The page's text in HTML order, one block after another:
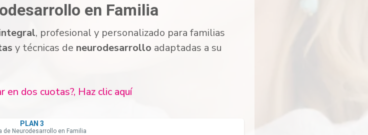
en Familia
, profesional y personalizado para familias
y técnicas de neurodesarrollo adaptadas a su
en dos cuotas?, Haz clic aquí
PLAN 3
de Neurodesarrollo en Familia